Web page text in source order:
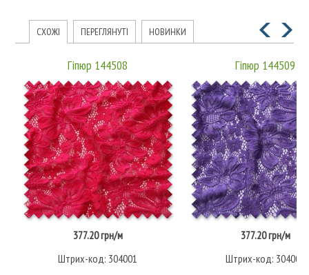
СХОЖІ ПЕРЕГЛЯНУТІ НОВИНКИ
Гіпюр 144508
377.20 грн/м
Штрих-код: 304001
Гіпюр 144509
377.20 грн/м
Штрих-код: 304002